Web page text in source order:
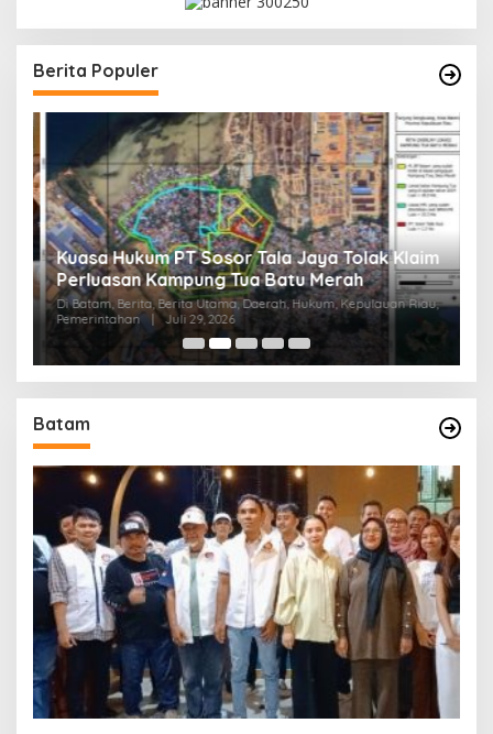
Berita Populer
Kuasa Hukum PT Sosor Tala Jaya Tolak Klaim
Perluasan Kampung Tua Batu Merah
Di Batam, Berita, Berita Utama, Daerah, Hukum, Kepulauan Riau,
Pemerintahan
| Juli 29, 2026
Batam